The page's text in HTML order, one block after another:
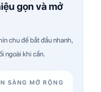
gọn và mở
chu để bắt đầu nhanh,
ngoài khi cần.
SÀNG MỞ RỘNG